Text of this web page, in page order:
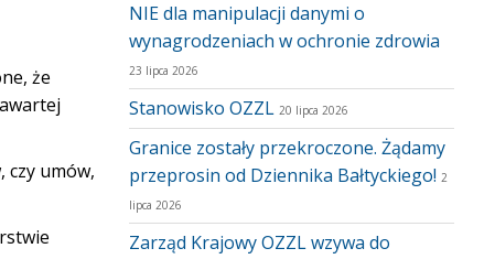
że
czy umów,
NIE dla manipulacji danymi o
wynagrodzeniach w ochronie zdrowia
23 lipca 2026
Stanowisko OZZL 20 lipca 2026
Granice zostały przekroczone. Żądamy
przeprosin od Dziennika Bałtyckiego! 2
lipca 2026
Zarząd Krajowy OZZL wzywa do